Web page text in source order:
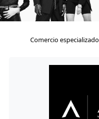
Comercio especializado